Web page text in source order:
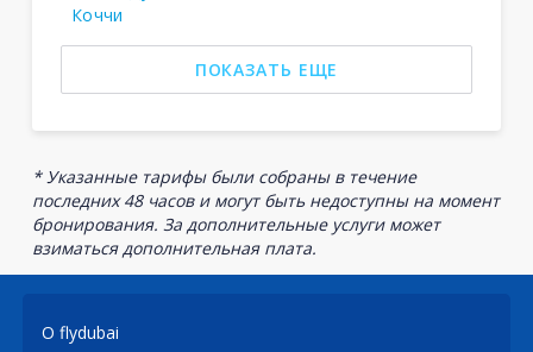
Коччи
ПОКАЗАТЬ ЕЩЕ
* Указанные тарифы были собраны в течение
последних 48 часов и могут быть недоступны на момент
бронирования. За дополнительные услуги может
взиматься дополнительная плата.
О flydubai